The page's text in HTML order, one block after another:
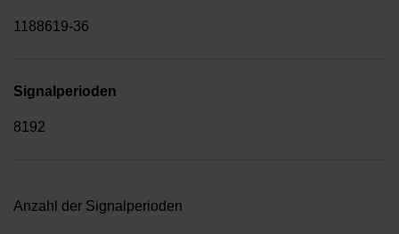
1188619-36
Signalperioden
8192
Anzahl der Signalperioden